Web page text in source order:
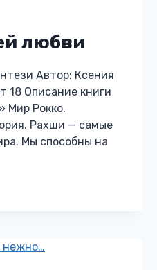
любви
Автор: Ксения
18 Описание книги
Мир Рокко.
Рахши — самые
Мы способны на